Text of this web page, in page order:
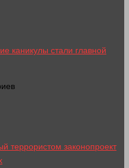
каникулы стали главной
террористом законопроект